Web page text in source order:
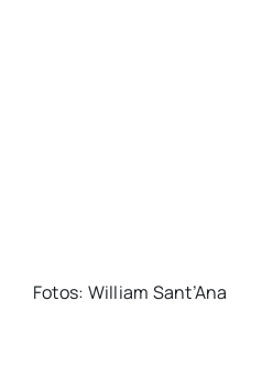
Fotos: William Sant’Ana